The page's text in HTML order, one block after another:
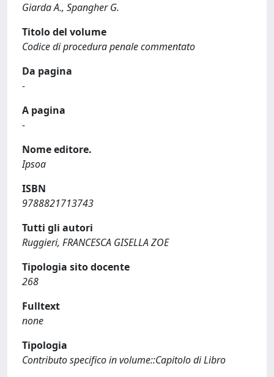
Giarda A., Spangher G.
Titolo del volume
Codice di procedura penale commentato
Da pagina
-
A pagina
-
Nome editore.
Ipsoa
ISBN
9788821713743
Tutti gli autori
Ruggieri, FRANCESCA GISELLA ZOE
Tipologia sito docente
268
Fulltext
none
Tipologia
Contributo specifico in volume::Capitolo di Libro